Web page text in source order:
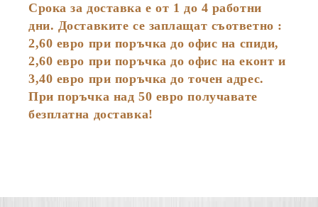
Срока за доставка е от 1 до 4 работни
дни. Доставките се заплащат съответно :
2,60 евро при поръчка до офис на спиди,
2,60 евро при поръчка до офис на еконт и
3,40 евро при поръчка до точен адрес.
При поръчка над 50 евро получавате
безплатна доставка!